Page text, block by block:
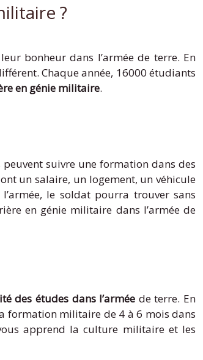
?
bonheur dans l’armée de terre. En
Chaque année, 16000 étudiants
en génie militaire.
suivre une formation dans des
un salaire, un logement, un véhicule
le soldat pourra trouver sans
en génie militaire dans l’armée de
des études dans l’armée de terre. En
formation militaire de 4 à 6 mois dans
apprend la culture militaire et les